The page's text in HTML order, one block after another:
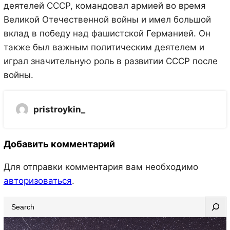
деятелей СССР, командовал армией во время
Великой Отечественной войны и имел большой
вклад в победу над фашистской Германией. Он
также был важным политическим деятелем и
играл значительную роль в развитии СССР после
войны.
pristroykin_
Добавить комментарий
Для отправки комментария вам необходимо
авторизоваться.
e